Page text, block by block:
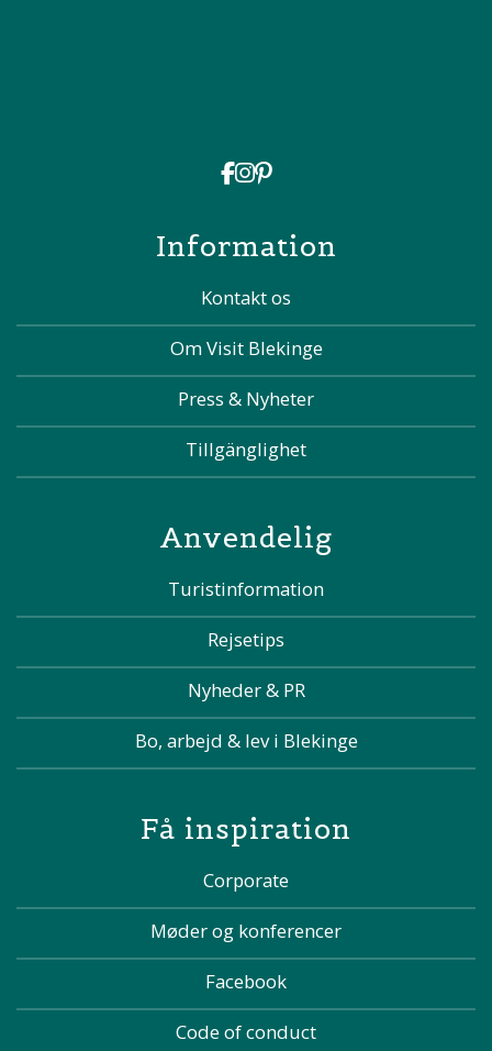
Information
Kontakt os
Om Visit Blekinge
Press & Nyheter
Tillgänglighet
Anvendelig
Turistinformation
Rejsetips
Nyheder & PR
Bo, arbejd & lev i Blekinge
Få inspiration
Corporate
Møder og konferencer
Facebook
Code of conduct